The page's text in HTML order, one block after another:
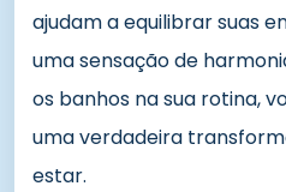
ajudam a equilibrar suas
uma sensação de
os banhos na sua rotina,
uma verdadeira
estar.